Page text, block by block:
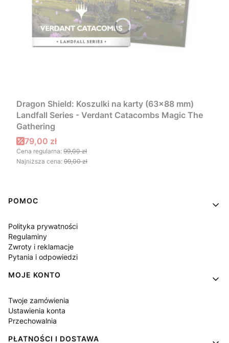
Dragon Shield: Koszulki na karty (63x88 mm)
Landfall Series - Verdant Catacombs Magic The
Gathering
Cena promocyjna
79,00 zł
Cena regularna: 99,00 zł
Najniższa cena: 99,00 zł
Linki w stopce
POMOC
Polityka prywatności
Regulaminy
Zwroty i reklamacje
Pytania i odpowiedzi
MOJE KONTO
Twoje zamówienia
Ustawienia konta
Przechowalnia
PŁATNOŚCI I DOSTAWA